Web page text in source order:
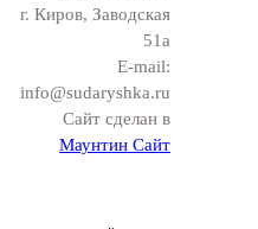
г. Киров, Заводская
51а
E-mail:
info@sudaryshka.ru
Сайт сделан в
Маунтин Сайт